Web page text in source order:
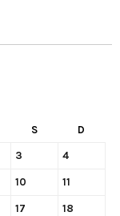
S D
3 4
10 11
17 18